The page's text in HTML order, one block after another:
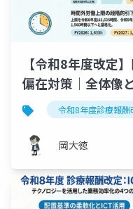
【令和8年度改定
偏在対策｜全体像
説
令和8年度診療報酬
岡大徳